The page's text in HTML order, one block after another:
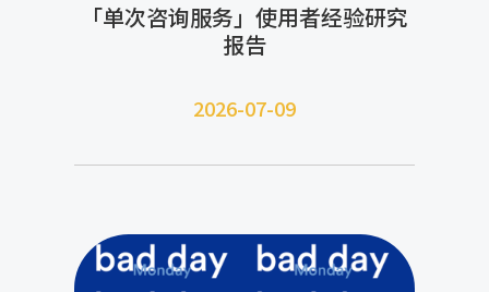
「单次咨询服务」使用者经验研究
报告
2026-07-09